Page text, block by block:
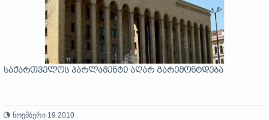
საქართველოს პარლამენტი აღარ გარემონტდება
ნოემბერი 19 2010